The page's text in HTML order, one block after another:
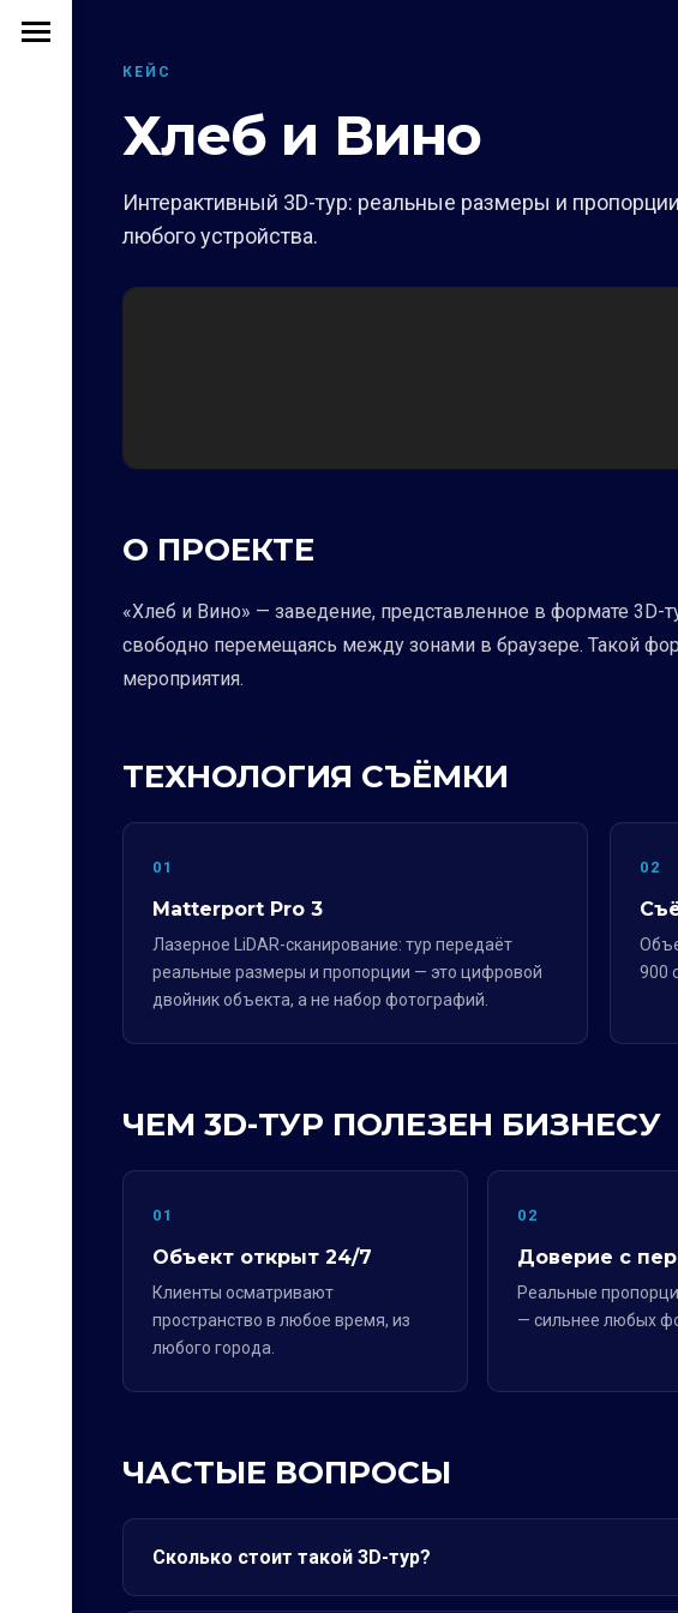
КЕЙС
Хлеб и Вино
Интерактивный 3D-тур: реальные размеры и
любого устройства.
О ПРОЕКТЕ
«Хлеб и Вино» — заведение, представленное в формате 3D-
свободно перемещаясь между зонами в браузере. Такой
мероприятия.
ТЕХНОЛОГИЯ СЪЁМКИ
01
Matterport Pro 3
Лазерное LiDAR-сканирование: тур передаёт
реальные размеры и пропорции — это цифровой
двойник объекта, а не набор фотографий.
02
900
ЧЕМ 3D-ТУР ПОЛЕЗЕН БИЗНЕСУ
01
Объект открыт 24/7
Клиенты осматривают
пространство в любое время, из
любого города.
02
Доверие с
Реальные
— сильнее любых
ЧАСТЫЕ ВОПРОСЫ
Сколько стоит такой 3D-тур?